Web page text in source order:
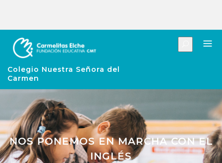
Colegio Nuestra Señora del
Carmen
NOS PONEMOS EN MARCHA CON EL
INGLÉS